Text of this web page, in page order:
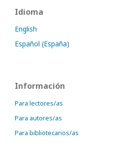
Idioma
English
Español (España)
Información
Para lectores/as
Para autores/as
Para bibliotecarios/as